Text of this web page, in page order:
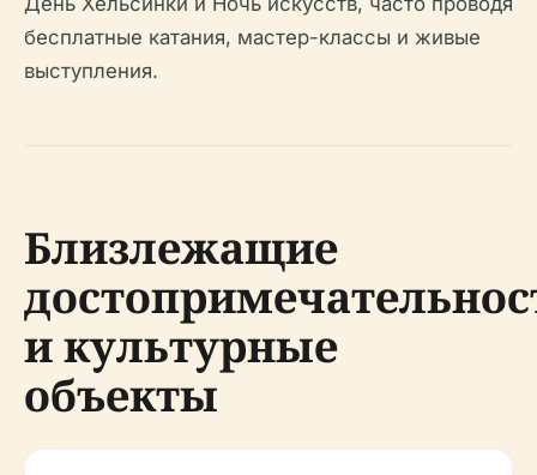
бесплатные катания, мастер-классы и живые
выступления.
Близлежащие
и культурные
объекты